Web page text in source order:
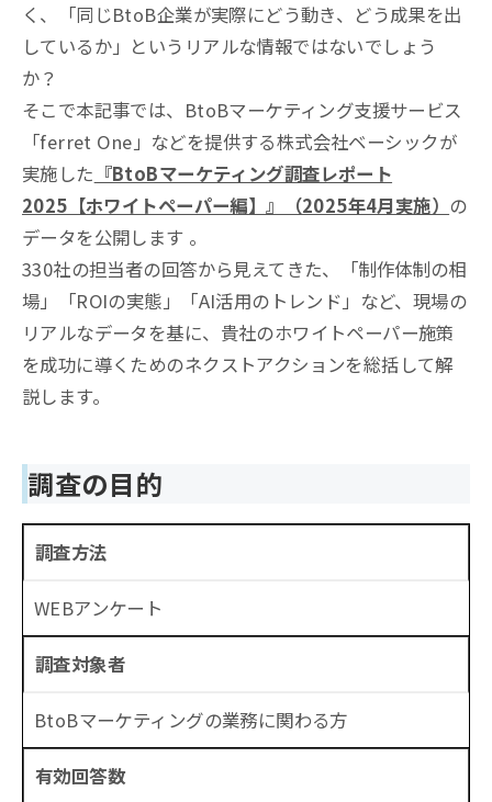
く、「同じBtoB企業が実際にどう動き、どう成果を出
しているか」というリアルな情報ではないでしょう
か？
そこで本記事では、BtoBマーケティング支援サービス
「ferret One」などを提供する株式会社ベーシックが
実施した 『BtoBマーケティング調査レポート
2025【ホワイトペーパー編】』（2025年4月実施） の
データを公開します 。
330社の担当者の回答から見えてきた、「制作体制の相
場」「ROIの実態」「AI活用のトレンド」など、現場の
リアルなデータを基に、貴社のホワイトペーパー施策
を成功に導くためのネクストアクションを総括して解
説します。
調査の目的
調査方法
WEBアンケート
調査対象者
BtoBマーケティングの業務に関わる方
有効回答数